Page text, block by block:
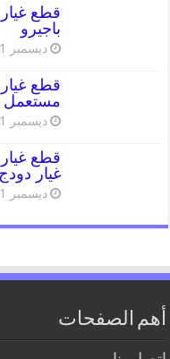
باجيرو
ديسمبر 1, 2023
مستعمل
ديسمبر 1, 2023
غيار دودج
ديسمبر 1, 2023
أهم الصفحات